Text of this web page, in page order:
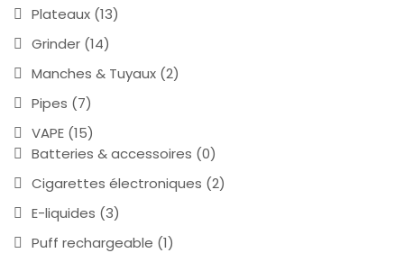
Plateaux (13)
Grinder (14)
Manches & Tuyaux (2)
Pipes (7)
VAPE (15)
Batteries & accessoires (0)
Cigarettes électroniques (2)
E-liquides (3)
Puff rechargeable (1)